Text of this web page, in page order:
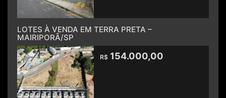
LOTES À VENDA EM TERRA PRETA –
MAIRIPORÃ/SP
R$ 154.000,00